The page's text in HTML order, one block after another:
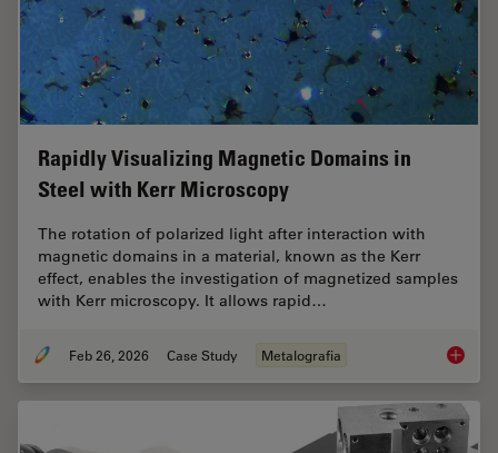
Rapidly Visualizing Magnetic Domains in
Steel with Kerr Microscopy
The rotation of polarized light after interaction with
magnetic domains in a material, known as the Kerr
effect, enables the investigation of magnetized samples
with Kerr microscopy. It allows rapid…
Feb 26, 2026 Case Study Metalografia